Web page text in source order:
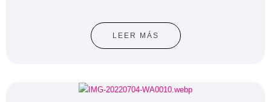
LEER MÁS